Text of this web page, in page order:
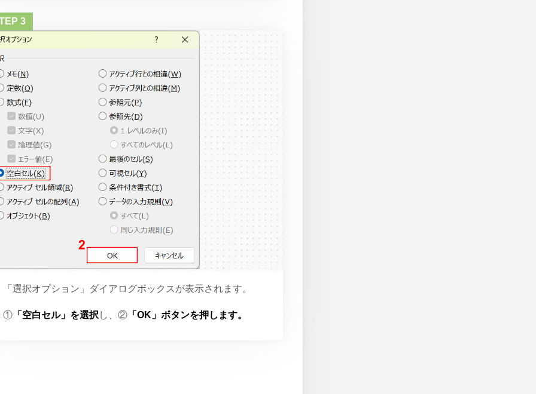
「選択オプション」ダイアログボックスが表示されます。
① 「空白セル」を選択 し、② 「OK」ボタンを押します。